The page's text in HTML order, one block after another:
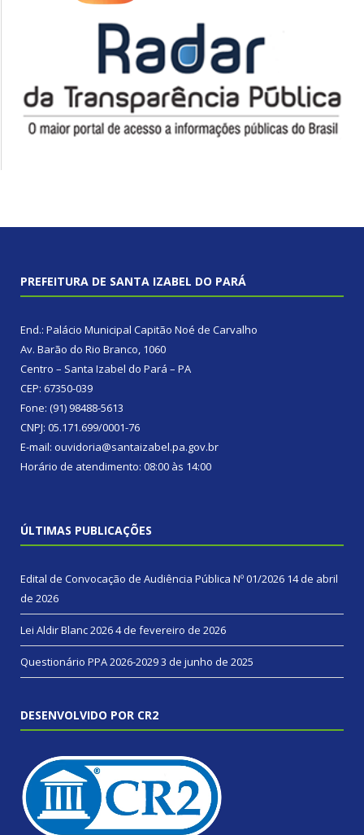
PREFEITURA DE SANTA IZABEL DO PARÁ
End.: Palácio Municipal Capitão Noé de Carvalho
Av. Barão do Rio Branco, 1060
Centro – Santa Izabel do Pará – PA
CEP: 67350-039
Fone: (91) 98488-5613
CNPJ: 05.171.699/0001-76
E-mail: ouvidoria@santaizabel.pa.gov.br
Horário de atendimento: 08:00 às 14:00
ÚLTIMAS PUBLICAÇÕES
Edital de Convocação de Audiência Pública Nº 01/2026 14 de abril
de 2026
Lei Aldir Blanc 20264 de fevereiro de 2026
Questionário PPA 2026-20293 de junho de 2025
DESENVOLVIDO POR CR2